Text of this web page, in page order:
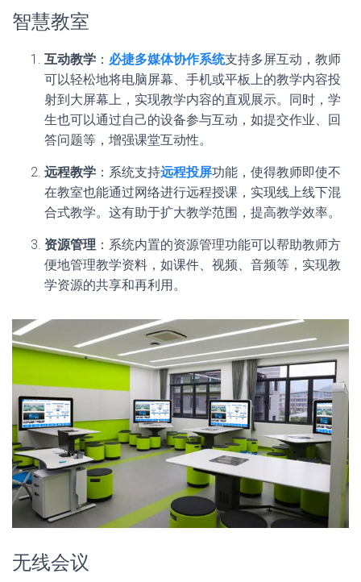
智慧教室
互动教学 ： 必捷多媒体协作系统支持多屏互动，教师
可以轻松地将电脑屏幕、手机或平板上的教学内容投
射到大屏幕上，实现教学内容的直观展示。同时，学
生也可以通过自己的设备参与互动，如提交作业、回
答问题等，增强课堂互动性。
远程教学 ：系统支持远程投屏功能，使得教师即使不
在教室也能通过网络进行远程授课，实现线上线下混
合式教学。这有助于扩大教学范围，提高教学效率。
资源管理 ：系统内置的资源管理功能可以帮助教师方
便地管理教学资料，如课件、视频、音频等，实现教
学资源的共享和再利用。
无线会议